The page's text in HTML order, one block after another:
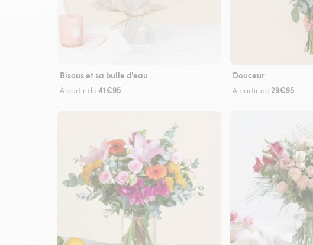
Bisous et sa bulle d'eau
À partir de41€95
Douceur
À partir de 29€95